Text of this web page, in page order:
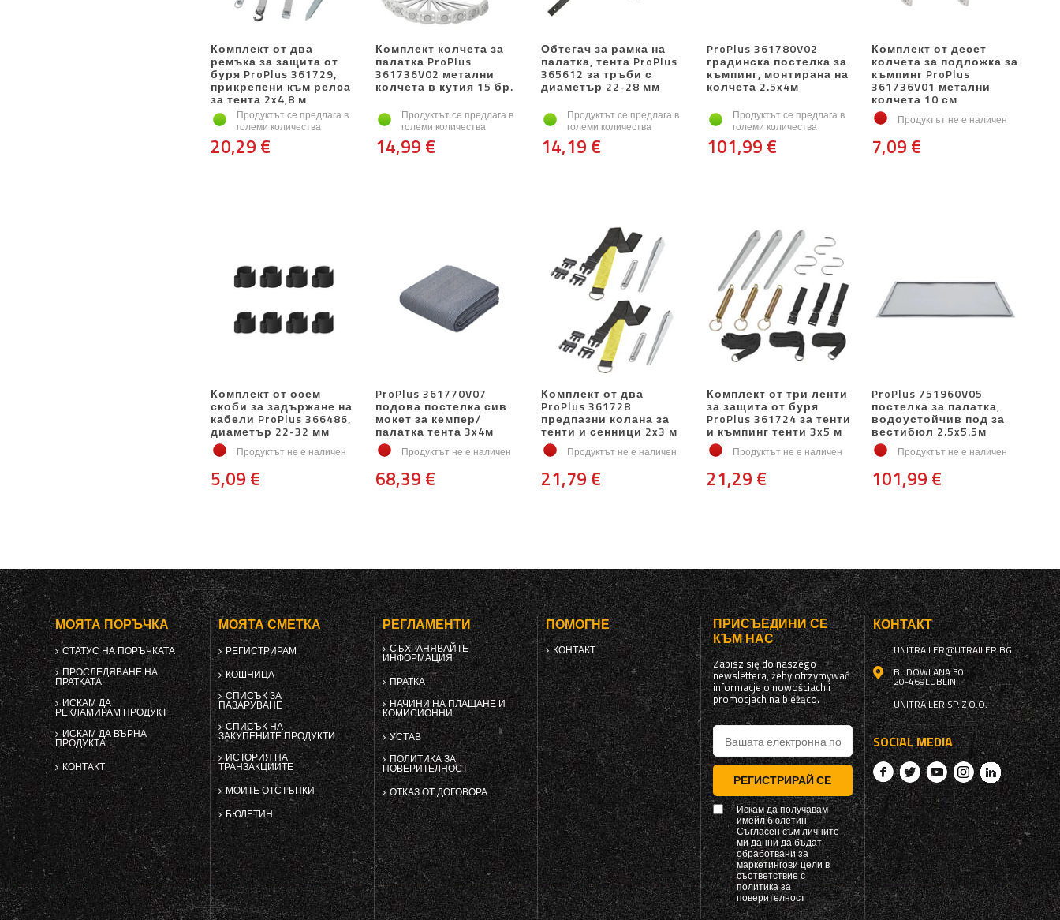
Комплект от два
ремъка за защита от
буря ProPlus 361729,
прикрепени към релса
за тента 2x4,8 м
Продуктът се предлага в
големи количества
20,29 €
Комплект колчета за
палатка ProPlus
361736V02 метални
колчета в кутия 15 бр.
Продуктът се предлага в
големи количества
14,99 €
Обтегач за рамка на
палатка, тента ProPlus
365612 за тръби с
диаметър 22-28 мм
Продуктът се предлага в
големи количества
14,19 €
ProPlus 361780V02
градинска постелка за
къмпинг, монтирана на
колчета 2.5x4м
Продуктът се предлага в
големи количества
101,99 €
Комплект от десет
колчета за подложка за
къмпинг ProPlus
361736V01 метални
колчета 10 см
Продуктът не е наличен
7,09 €
Комплект от осем
скоби за задържане на
кабели ProPlus 366486,
диаметър 22-32 мм
Продуктът не е наличен
5,09 €
ProPlus 361770V07
подова постелка сив
мокет за кемпер/
палатка тента 3x4м
Продуктът не е наличен
68,39 €
Комплект от два
ProPlus 361728
предпазни колана за
тенти и сенници 2x3 м
Продуктът не е наличен
21,79 €
Комплект от три ленти
за защита от буря
ProPlus 361724 за тенти
и къмпинг тенти 3x5 м
Продуктът не е наличен
21,29 €
ProPlus 751960V05
постелка за палатка,
водоустойчив под за
вестибюл 2.5x5.5м
Продуктът не е наличен
101,99 €
МОЯТА ПОРЪЧКА
СТАТУС НА ПОРЪЧКАТА
ПРОСЛЕДЯВАНЕ НА
ПРАТКАТА
ИСКАМ ДА
РЕКЛАМИРАМ ПРОДУКТ
ИСКАМ ДА ВЪРНА
ПРОДУКТА
КОНТАКТ
МОЯТА СМЕТКА
РЕГИСТРИРАМ
КОШНИЦА
СПИСЪК ЗА
ПАЗАРУВАНЕ
СПИСЪК НА
ЗАКУПЕНИТЕ ПРОДУКТИ
ИСТОРИЯ НА
ТРАНЗАКЦИИТЕ
МОИТЕ ОТСТЪПКИ
БЮЛЕТИН
РЕГЛАМЕНТИ
СЪХРАНЯВАЙТЕ
ИНФОРМАЦИЯ
ПРАТКА
НАЧИНИ НА ПЛАЩАНЕ И
КОМИСИОННИ
УСТАВ
ПОЛИТИКА ЗА
ПОВЕРИТЕЛНОСТ
ОТКАЗ ОТ ДОГОВОРА
ПОМОГНЕ
КОНТАКТ
ПРИСЪЕДИНИ СЕ
КЪМ НАС
Zapisz się do naszego
newslettera, żeby otrzymywać
informacje o nowościach i
promocjach na bieżąco.
РЕГИСТРИРАЙ СЕ
Искам да получавам
имейл бюлетин.
Съгласен съм личните
ми данни да бъдат
обработвани за
маркетингови цели в
съответствие с
политика за
поверителност
КОНТАКТ
UNITRAILER@UTRAILER.BG
BUDOWLANA 30
20-469LUBLIN
UNITRAILER SP. Z O.O.
SOCIAL MEDIA